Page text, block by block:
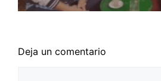
Deja un comentario